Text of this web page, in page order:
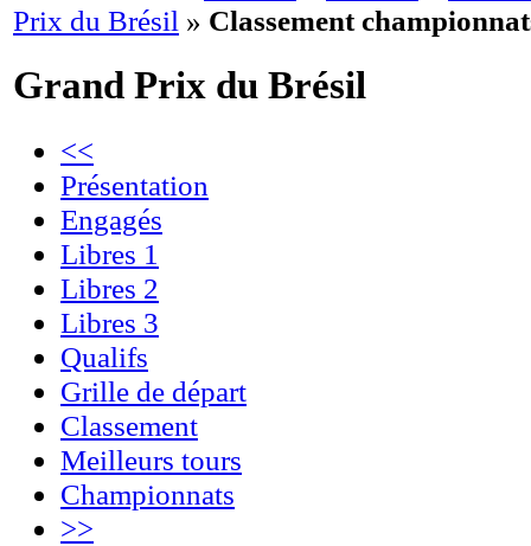
Prix du Brésil » Classement
Grand Prix du Brésil
<<
Présentation
Engagés
Libres 1
Libres 2
Libres 3
Qualifs
Grille de départ
Classement
Meilleurs tours
Championnats
>>